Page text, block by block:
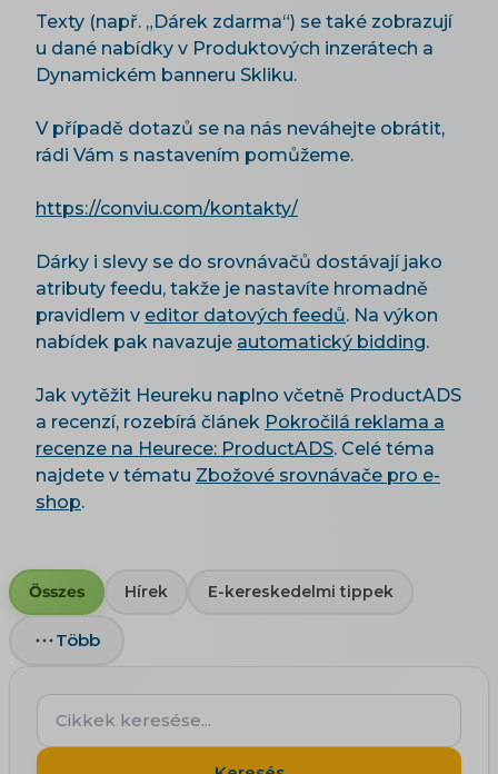
Texty (např. „Dárek zdarma“) se také zobrazují
u dané nabídky v Produktových inzerátech a
Dynamickém banneru Skliku.
V případě dotazů se na nás neváhejte obrátit,
rádi Vám s nastavením pomůžeme.
https://conviu.com/kontakty/
Dárky i slevy se do srovnávačů dostávají jako
atributy feedu, takže je nastavíte hromadně
pravidlem v editor datových feedů. Na výkon
nabídek pak navazuje automatický bidding.
Jak vytěžit Heureku naplno včetně ProductADS
a recenzí, rozebírá článek Pokročilá reklama a
recenze na Heurece: ProductADS. Celé téma
najdete v tématu Zbožové srovnávače pro e-
shop.
Összes Hírek E-kereskedelmi tippek
Több
Cikkek
keresése...